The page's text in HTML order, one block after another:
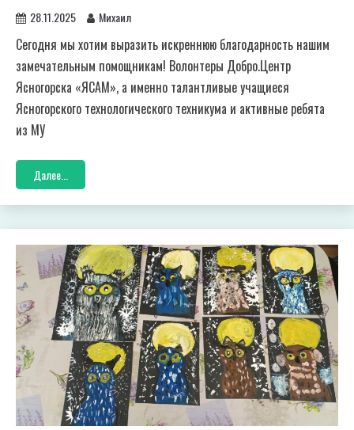
28.11.2025 Михаил
Сегодня мы хотим выразить искреннюю благодарность нашим
замечательным помощникам! Волонтеры Добро.Центр
Ясногорска «ЯСАМ», а именно талантливые учащиеся
Ясногорского технологического техникума и активные ребята
из МУ
Далее...